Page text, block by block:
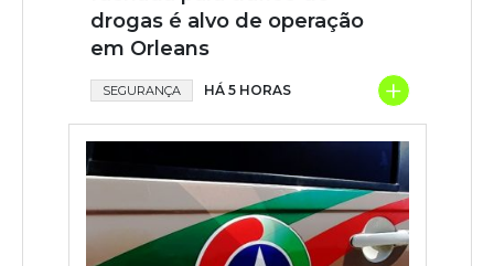
drogas é alvo de operação
em Orleans
SEGURANÇA HÁ 5 HORAS +